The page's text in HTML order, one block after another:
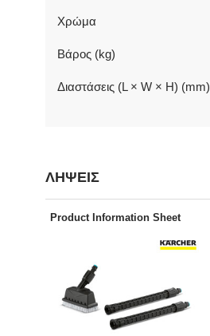
Χρώμα
Βάρος (kg)
Διαστάσεις (L × W × H) (mm)
ΛΗΨΕΙΣ
Product Information Sheet